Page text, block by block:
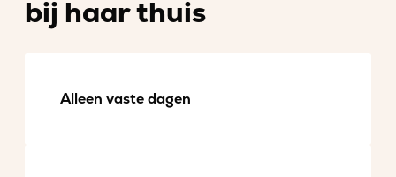
bij haar thuis
Alleen vaste dagen